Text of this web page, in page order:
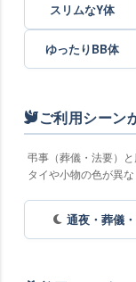
スリムなY体
ゆったりBB体
ご利用シーン
弔事（葬儀・法要）
タイや小物の色が異な
通夜・葬儀